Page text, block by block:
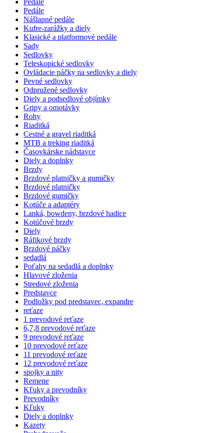
Pedále
Pedále
Nášlapné pedále
Kufre-zarážky a diely
Klasické a platformové pedále
Sady
Sedlovky
Teleskopické sedlovky
Ovládacie páčky na sedlovky a diely
Pevné sedlovky
Odpružené sedlovky
Diely a podsedlové objímky
Gripy a omotávky
Rohy
Riaditká
Cestné a gravel riaditká
MTB a treking riaditká
Časovkárske nádstavce
Diely a doplnky
Brzdy
Brzdové platničky a gumičky
Brzdové platničky
Brzdové gumičky
Kotúče a adaptéry
Lanká, bowdeny, brzdové hadice
Kotúčové brzdy
Diely
Ráfikové brzdy
Brzdové páčky
sedadlá
Poťahy na sedadlá a doplnky
Hlavové zloženia
Stredové zloženia
Predstavce
Podložky pod predstavec, expandre
reťaze
1 prevodové reťaze
6,7,8 prevodové reťaze
9 prevodové reťaze
10 prevodové reťaze
11 prevodové reťaze
12 prevodové reťaze
spojky a nity
Remene
Kľuky a prevodníky
Prevodníky
Kľuky
Diely a doplnky
Kazety